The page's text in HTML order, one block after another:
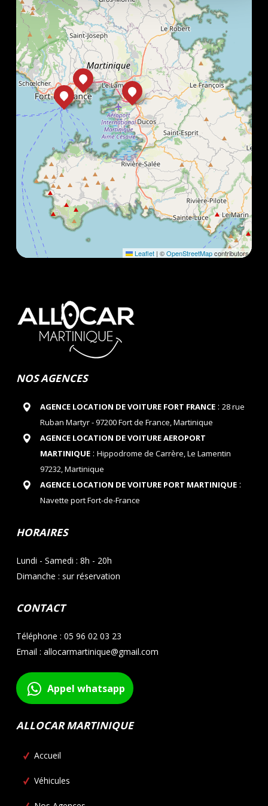
Leaflet | ©OpenStreetMapcontributors
NOS AGENCES
AGENCE LOCATION DE VOITURE FORT FRANCE: 28 rue
Ruban Martyr - 97200 Fort de France, Martinique
AGENCE LOCATION DE VOITURE AEROPORT
MARTINIQUE: Hippodrome de Carrère, Le Lamentin
97232, Martinique
AGENCE LOCATION DE VOITURE PORT MARTINIQUE:
Navette port Fort-de-France
HORAIRES
Lundi - Samedi : 8h - 20h
Dimanche : sur réservation
CONTACT
Téléphone : 05 96 02 03 23
Email : allocarmartinique@gmail.com
Appel whatsapp
ALLOCAR MARTINIQUE
Accueil
Véhicules